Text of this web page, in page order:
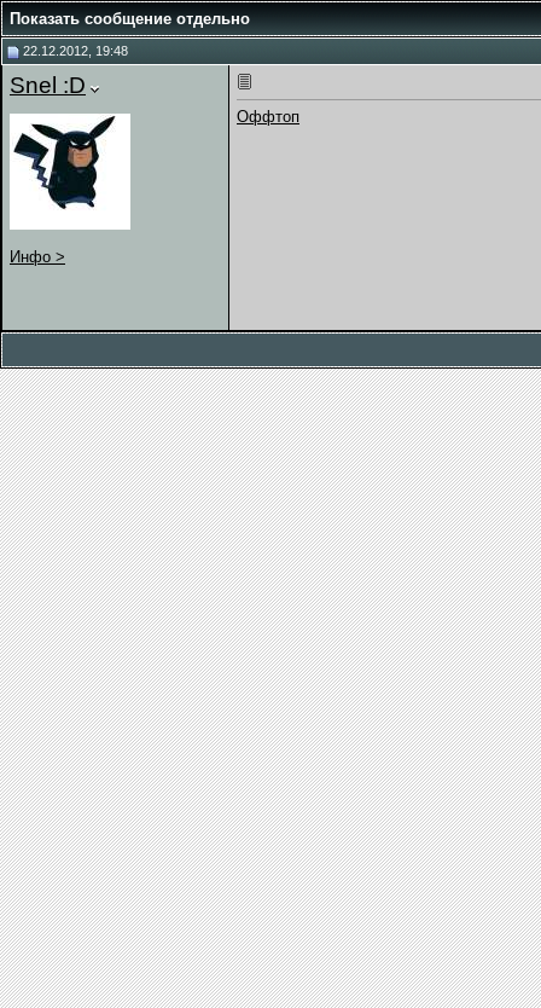
Показать сообщение отдельно
22.12.2012, 19:48
Snel :D
Инфо >
Оффтоп